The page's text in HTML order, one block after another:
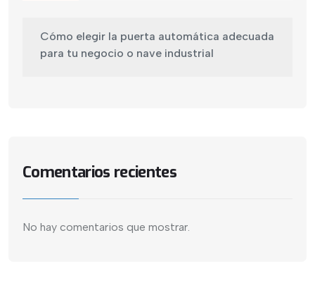
Cómo elegir la puerta automática adecuada
para tu negocio o nave industrial
Comentarios recientes
No hay comentarios que mostrar.